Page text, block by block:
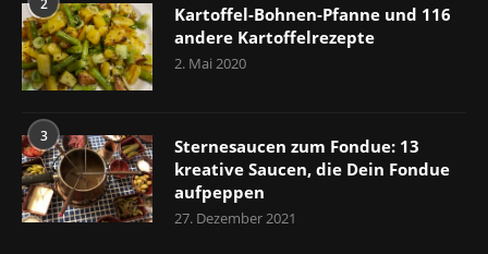
2
Kartoffel-Bohnen-Pfanne und 116
andere Kartoffelrezepte
2. Mai 2020
3
Sternesaucen zum Fondue: 13
kreative Saucen, die Dein Fondue
aufpeppen
27. Dezember 2021